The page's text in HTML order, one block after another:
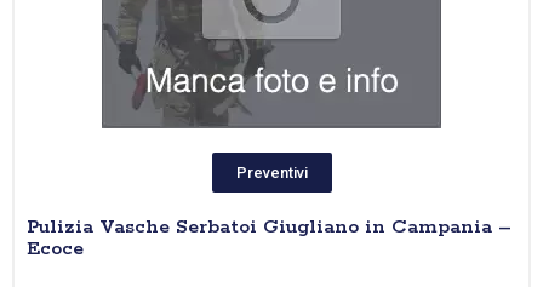
Preventivi
Pulizia Vasche Serbatoi Giugliano in Campania –
Ecoce